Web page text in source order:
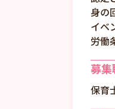
身の
イベ
労働
募集
保育